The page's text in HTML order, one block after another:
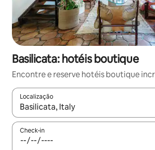
Basilicata: hotéis boutique
Encontre e reserve hotéis boutique
Localização
Quando os resultados estiverem
Check-in